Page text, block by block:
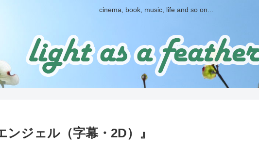
cinema, book, music, life and so on...
ンジェル（字幕・2D）』